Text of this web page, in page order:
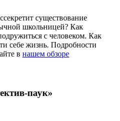
существование
школьницей? Как
с человеком. Как
себе жизнь. Подробности
в нашем обзоре
паук»